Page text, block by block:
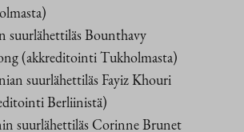
suurlähettiläs Bounthavy
(akkreditointi Tukholmasta)
suurlähettiläs Fayiz Khouri
Berliinistä)
suurlähettiläs Corinne Brunet